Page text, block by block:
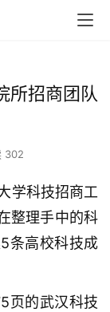
所招商团队
302
学科技招商工
整理手中的科
条高校科技成
页的武汉科技